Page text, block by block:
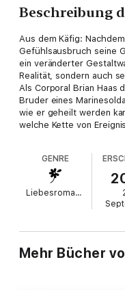
Beschreibung
Aus dem Käfig:
Gefühlsausbruch seine
ein veränderter
Realität, sondern auch
Als Corporal Brian Haas
Bruder eines
wie er geheilt werden
welche Kette von
Bailey hat sich
namens Wandler
nach Belieben in einen
verwandeln. Nachdem
Gestaltwandlern
die es auf sie
und bereitet sich darauf
GENRE
Liebesromane
Mehr Bücher